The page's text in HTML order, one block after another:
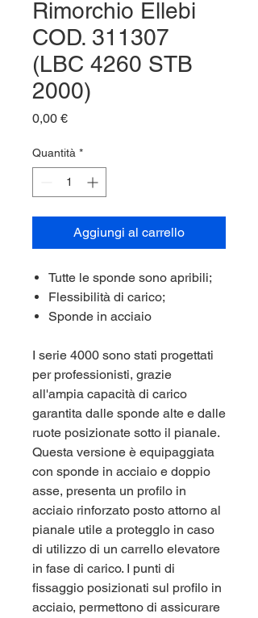
Rimorchio Ellebi
COD. 311307
(LBC 4260 STB
2000)
0,00 €Prezzo
Quantità *
Aggiungi al carrello
Tutte le sponde sono apribili;
Flessibilità di carico;
Sponde in acciaio
I serie 4000 sono stati progettati
per professionisti, grazie
all'ampia capacità di carico
garantita dalle sponde alte e dalle
ruote posizionate sotto il pianale.
Questa versione è equipaggiata
con sponde in acciaio e doppio
asse, presenta un profilo in
acciaio rinforzato posto attorno al
pianale utile a protegglo in caso
di utilizzo di un carrello elevatore
in fase di carico. I punti di
fissaggio posizionati sul profilo in
acciaio, permettono di assicurare